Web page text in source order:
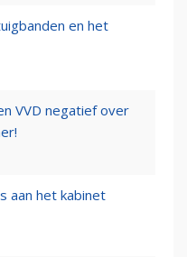
en het
VVD negatief over
aan het kabinet